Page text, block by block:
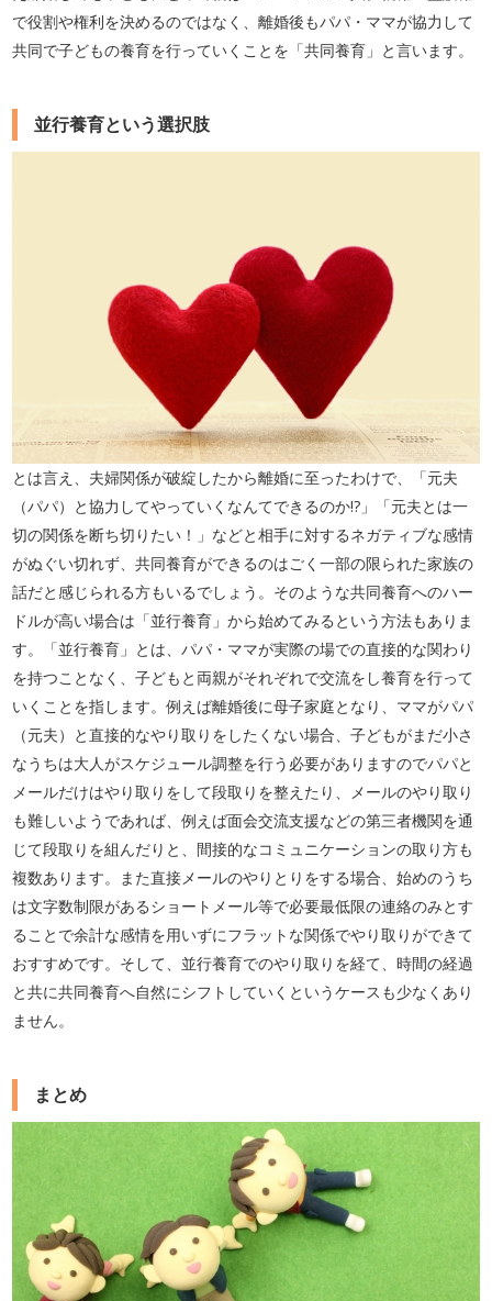
で役割や権利を決めるのではなく、離婚後もパパ・ママが協力して
共同で子どもの養育を行っていくことを「共同養育」と言います。
並行養育という選択肢
とは言え、夫婦関係が破綻したから離婚に至ったわけで、「元夫
（パパ）と協力してやっていくなんてできるのか!?」「元夫とは一
切の関係を断ち切りたい！」などと相手に対するネガティブな感情
がぬぐい切れず、共同養育ができるのはごく一部の限られた家族の
話だと感じられる方もいるでしょう。そのような共同養育へのハー
ドルが高い場合は「並行養育」から始めてみるという方法もありま
す。「並行養育」とは、パパ・ママが実際の場での直接的な関わり
を持つことなく、子どもと両親がそれぞれで交流をし養育を行って
いくことを指します。例えば離婚後に母子家庭となり、ママがパパ
（元夫）と直接的なやり取りをしたくない場合、子どもがまだ小さ
なうちは大人がスケジュール調整を行う必要がありますのでパパと
メールだけはやり取りをして段取りを整えたり、メールのやり取り
も難しいようであれば、例えば面会交流支援などの第三者機関を通
じて段取りを組んだりと、間接的なコミュニケーションの取り方も
複数あります。また直接メールのやりとりをする場合、始めのうち
は文字数制限があるショートメール等で必要最低限の連絡のみとす
ることで余計な感情を用いずにフラットな関係でやり取りができて
おすすめです。そして、並行養育でのやり取りを経て、時間の経過
と共に共同養育へ自然にシフトしていくというケースも少なくあり
ません。
まとめ